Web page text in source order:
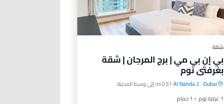
شقة
بي إن بي مي | برج المرجان | شقة
بغرفتَي نوم
Dubai
·
Al Nahda 2 0.51 mi إلى وسط المدينة
1 غرفة نوم
1 حمام
موقف سيارات
مكيف هواء